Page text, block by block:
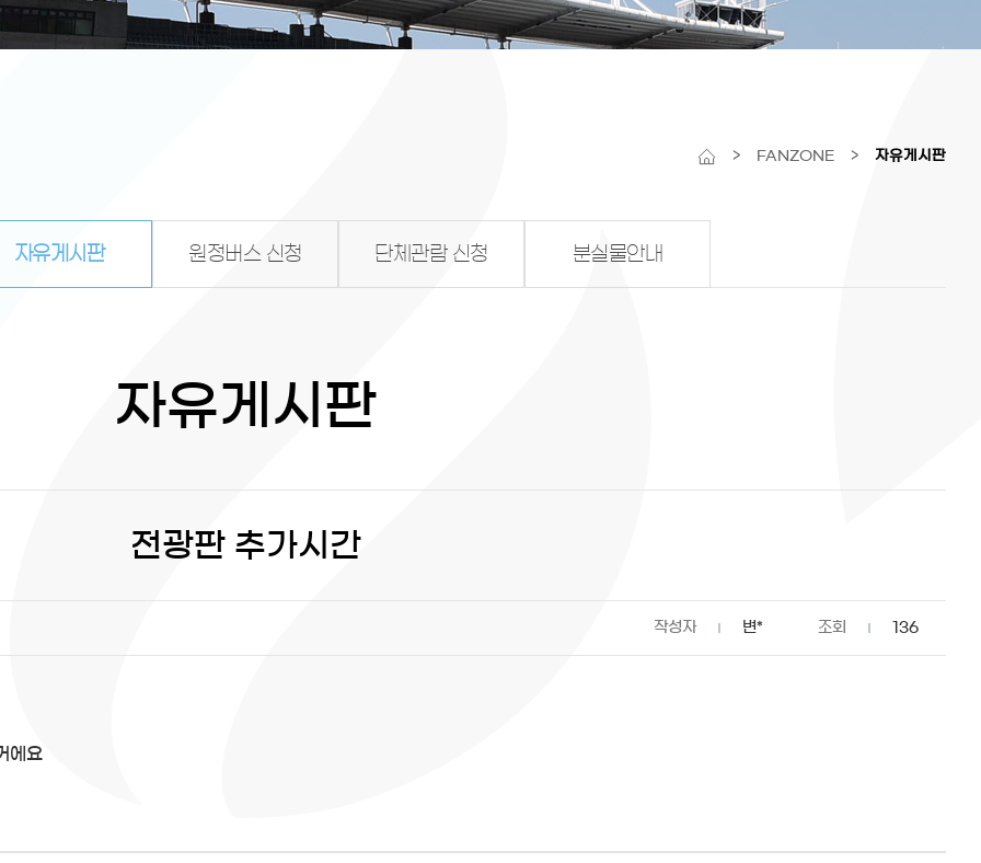
> FANZONE > 자유게시판
자유게시판 원정버스 신청 단체관람 신청 분실물안내
자유게시판
전광판 추가시간
작성자 변* 조회 136
에요